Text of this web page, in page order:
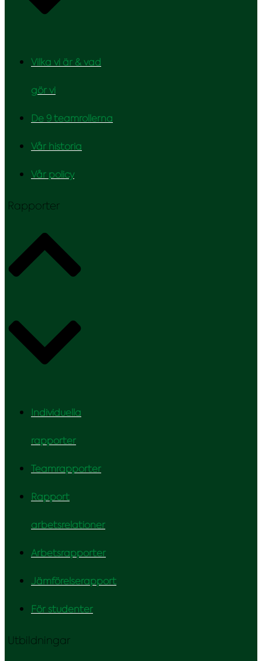
Vilka vi är & vad
gör vi
De 9 teamrollerna
Vår historia
Vår policy
Rapporter
Individuella
rapporter
Teamrapporter
Rapport
arbetsrelationer
Arbetsrapporter
Jämförelserapport
För studenter
Utbildningar